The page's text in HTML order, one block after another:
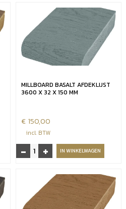
vlonderdeel
32
MILLBOARD BASALT AFDEKLIJST
3600 X 32 X 150 MM
€ 150,00
incl. BTW
-
Millboard
basalt
+ IN WINKELWAGEN